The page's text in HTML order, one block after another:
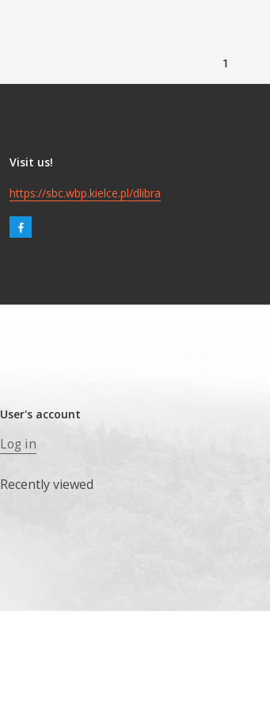
1
Visit us!
https://sbc.wbp.kielce.pl/dlibra
User's account
Log in
Recently viewed